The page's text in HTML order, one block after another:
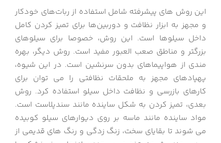
این روش های پیشرفته شامل استفاده از ربات‌های خودکار
و مجهز به ابزار نظافت و دوربین‌ها برای تمیز کردن کامل
داخل سیلوها است. این روش، خصوصا برای سیلوهای
بزرگتر و مناطق صعب العبور مفید است. روش دیگر، بهره
مندی از هواپیماهای بدون سرنشین است. در این شیوه،
پهپادهای مجهز به ملحقات نظافتی را می توان برای
کارهای بازرسی و نظافت داخل سیلو استفاده کرد. روش
بعدی، تمیز کردن به شکل ساینده مانند سندپلاست است.
مواد ساینده مانند ماسه بر روی دیوارهای سیلو کوبیده
می شوند تا بقایای سخت، زنگ زدگی و رنگ های قدیمی از